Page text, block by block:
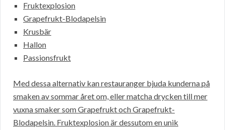
Fruktexplosion
Grapefrukt-Blodapelsin
Krusbär
Hallon
Passionsfrukt
Med dessa alternativ kan restauranger bjuda kunderna på
smaken av sommar året om, eller matcha drycken till mer
vuxna smaker som Grapefrukt och Grapefrukt-
Blodapelsin. Fruktexplosion är dessutom en unik